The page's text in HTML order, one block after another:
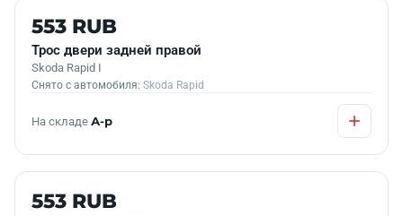
Б/У В НАЛИЧИИ
553 RUB
Трос двери задней правой
Skoda Rapid I
Снято с автомобиля: Skoda Rapid
На складе А-р
Б/У В НАЛИЧИИ
553 RUB